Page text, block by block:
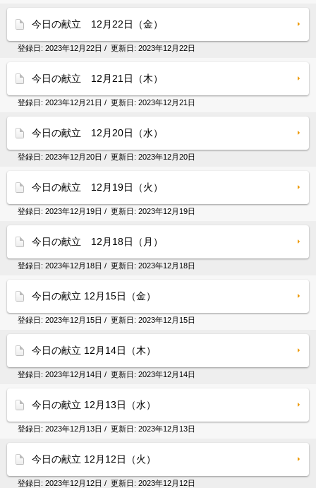
今日の献立 12月22日（金）
登録日: 2023年12月22日 / 更新日: 2023年12月22日
今日の献立 12月21日（木）
登録日: 2023年12月21日 / 更新日: 2023年12月21日
今日の献立 12月20日（水）
登録日: 2023年12月20日 / 更新日: 2023年12月20日
今日の献立 12月19日（火）
登録日: 2023年12月19日 / 更新日: 2023年12月19日
今日の献立 12月18日（月）
登録日: 2023年12月18日 / 更新日: 2023年12月18日
今日の献立 12月15日（金）
登録日: 2023年12月15日 / 更新日: 2023年12月15日
今日の献立 12月14日（木）
登録日: 2023年12月14日 / 更新日: 2023年12月14日
今日の献立 12月13日（水）
登録日: 2023年12月13日 / 更新日: 2023年12月13日
今日の献立 12月12日（火）
登録日: 2023年12月12日 / 更新日: 2023年12月12日